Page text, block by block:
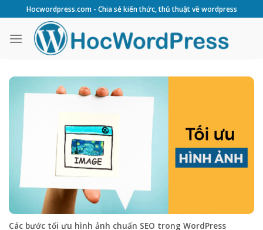
to
content
Hocwordpress.com - Chia sẻ kiến thức, thủ thuật về wordpress
Các bước tối ưu hình ảnh chuẩn SEO trong WordPress